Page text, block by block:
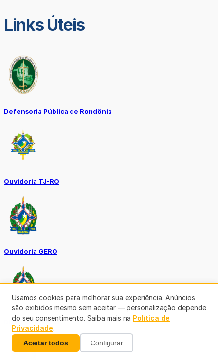
Links Úteis
Defensoria Pública de Rondônia
Ouvidoria TJ-RO
Ouvidoria GERO
Diário Oficial ALE
Usamos cookies para melhorar sua experiência. Anúncios
são exibidos mesmo sem aceitar — personalização depende
do seu consentimento. Saiba mais na Política de
Privacidade.
Aceitar todos Configurar